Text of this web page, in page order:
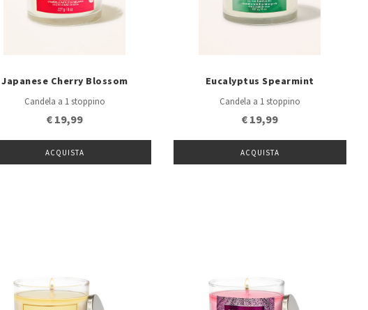
Japanese Cherry Blossom
Candela a 1 stoppino
€ 19,99
ACQUISTA
Eucalyptus Spearmint
Candela a 1 stoppino
€ 19,99
ACQUISTA